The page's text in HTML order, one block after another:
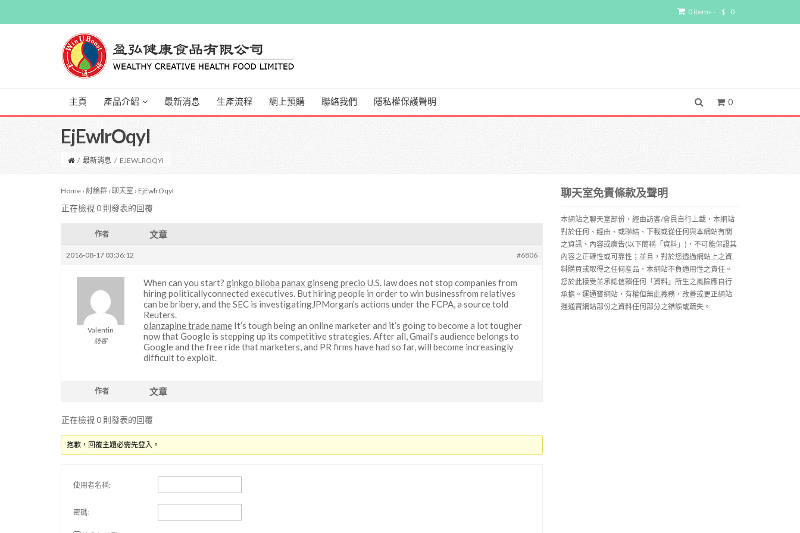
0 items - $ 0
主頁 產品介紹 最新消息 生產流程 網上預購 聯絡我們 隱私權保護聲明 0
EjEwlrOqyI
/ 最新消息 / EJEWLROQYI
Home › 討論群 › 聊天室 › EjEwlrOqyI
正在檢視 0 則發表的回覆
作者 文章
2016-08-17 03:36:12 #6806
Valentin
訪客
When can you start? ginkgo biloba panax ginseng precio U.S. law does not stop companies from
hiring politicallyconnected executives. But hiring people in order to win businessfrom relatives
can be bribery, and the SEC is investigatingJPMorgan’s actions under the FCPA, a source told
Reuters.
olanzapine trade name It’s tough being an online marketer and it’s going to become a lot tougher
now that Google is stepping up its competitive strategies. After all, Gmail’s audience belongs to
Google and the free ride that marketers, and PR firms have had so far, will become increasingly
difficult to exploit.
作者 文章
正在檢視 0 則發表的回覆
抱歉，回覆主題必需先登入。
使用者名稱:
密碼:
聊天室免責條款及聲明
本網站之聊天室部份，經由訪客/會員自行上載，本網站
對於任何、經由、或聯結、下載或從任何與本網站有關
之資訊、內容或廣告(以下簡稱「資料」)，不可能保證其
內容之正確性或可靠性；並且，對於您透過網站上之資
料購買或取得之任何産品，本網站不負適用性之責任。
您於此接受並承認信賴任何「資料」所生之風險應自行
承擔。運通寶網站，有權但無此義務，改善或更正網站
運通寶網站部份之資料任何部分之錯誤或疏失。